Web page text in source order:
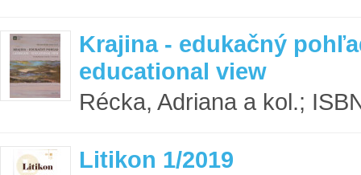
Krajina - edukačný
educational view
Récka, Adriana a kol.;
Litikon 1/2019